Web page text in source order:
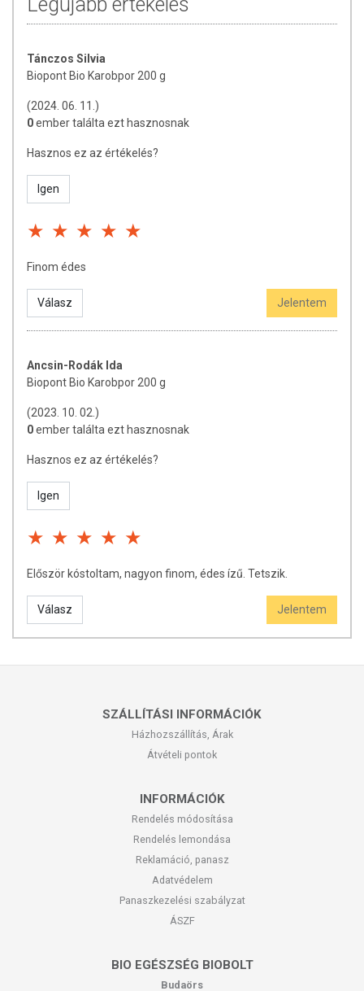
Tánczos Silvia
Biopont Bio Karobpor 200 g
(2024. 06. 11.)
0ember találta ezt hasznosnak
Hasznos ez az értékelés?
Igen
Finom édes
Válasz Jelentem
Ancsin-Rodák Ida
Biopont Bio Karobpor 200 g
(2023. 10. 02.)
0ember találta ezt hasznosnak
Hasznos ez az értékelés?
Igen
Először kóstoltam, nagyon finom, édes ízű. Tetszik.
Válasz Jelentem
SZÁLLÍTÁSI INFORMÁCIÓK
Házhozszállítás, Árak
Átvételi pontok
INFORMÁCIÓK
Rendelés módosítása
Rendelés lemondása
Reklamáció, panasz
Adatvédelem
Panaszkezelési szabályzat
ÁSZF
BIO EGÉSZSÉG BIOBOLT
Budaörs